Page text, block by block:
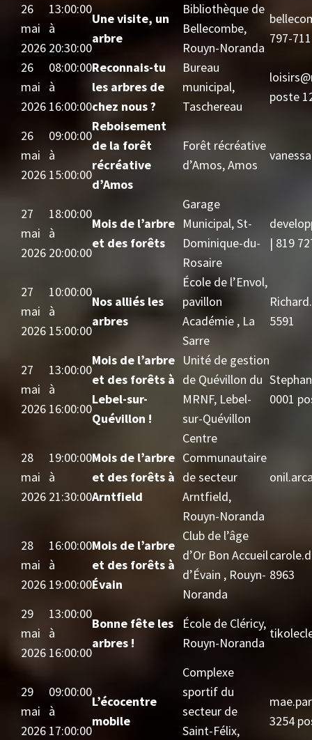
26
mai
2026
13:00:00
à
20:30:00
Une visite, un
arbre
Bibliothèque de
Bellecombe,
Rouyn-Noranda
797-
26
mai
2026
08:00:00
à
16:00:00
Reconnais-tu
les arbres de
chez nous ?
Bureau
municipal,
Taschereau
poste
26
mai
2026
09:00:00
à
15:00:00
Reboisement
de la forêt
récréative
d’Amos
Forêt récréative
d’Amos, Amos
27
mai
2026
18:00:00
à
20:00:00
Mois de l’arbre
et des forêts
Garage
Municipal, St-
Dominique-du-
Rosaire
| 819
27
mai
2026
10:00:00
à
15:00:00
Nos alliés les
arbres
École de l’Envol,
pavillon
Académie , La
Sarre
5591
27
mai
2026
13:00:00
à
16:00:00
Mois de l’arbre
et des forêts à
Lebel-sur-
Quévillon !
Unité de gestion
de Quévillon du
MRNF, Lebel-
sur-Quévillon
0001
28
mai
2026
19:00:00
à
21:30:00
Mois de l’arbre
et des forêts à
Arntfield
Centre
Communautaire
de secteur
Arntfield,
Rouyn-Noranda
28
mai
2026
16:00:00
à
19:00:00
Mois de l’arbre
et des forêts à
Évain
Club de l’âge
d’Or Bon Accueil
d’Évain , Rouyn-
Noranda
8963
29
mai
2026
13:00:00
à
16:00:00
Bonne fête les
arbres !
École de Cléricy,
Rouyn-Noranda
29
mai
2026
09:00:00
à
17:00:00
L’écocentre
mobile
Complexe
sportif du
secteur de
Saint-Félix,
3254